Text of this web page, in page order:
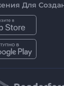
Для